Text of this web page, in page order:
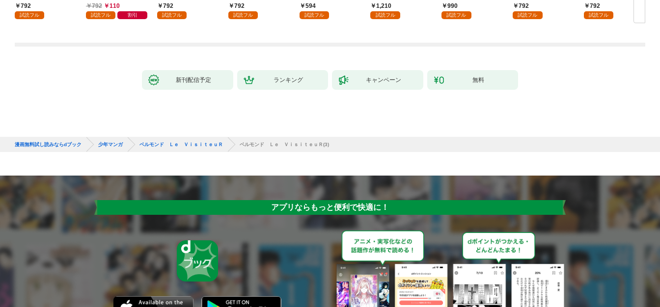
792
試読フル
792
110
試読フル 割引
かけたがギフト『無限
ガチャ』でレベル９９
792
試読フル
領地を爆速で開拓し最
強の村を作ってしまう
792
試読フル
594
試読フル
へ～【電子書籍特典
付】（１）
1,210
試読フル
められた～【単行本】
（１）
990
試読フル
術を極めます（１）
792
試読フル
792
試読フル
新刊配信予定 ランキング キャンペーン 無料
漫画無料試し読みならdブック 少年マンガ ベルモンド Ｌｅ ＶｉｓｉｔｅｕＲ ベルモンド Ｌｅ ＶｉｓｉｔｅｕＲ(3)
アプリならもっと便利で快適に！